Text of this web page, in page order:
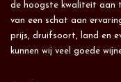
de hoogste kwaliteit aan
van een schat aan
prijs, druifsoort, land en
kunnen wij veel goede